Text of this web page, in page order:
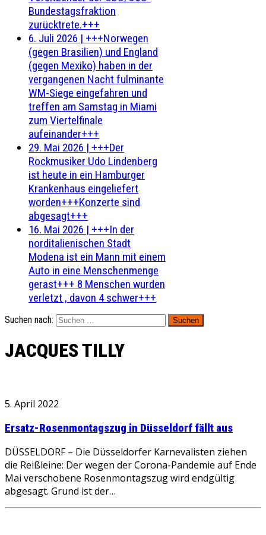
Bundestagsfraktion
zurücktrete.+++
6. Juli 2026 | +++Norwegen
(gegen Brasilien) und England
(gegen Mexiko) haben in der
vergangenen Nacht fulminante
WM-Siege eingefahren und
treffen am Samstag in Miami
zum Viertelfinale
aufeinander+++
29. Mai 2026 | +++Der
Rockmusiker Udo Lindenberg
ist heute in ein Hamburger
Krankenhaus eingeliefert
worden+++Konzerte sind
abgesagt+++
16. Mai 2026 | +++In der
norditalienischen Stadt
Modena ist ein Mann mit einem
Auto in eine Menschenmenge
gerast+++ 8 Menschen wurden
verletzt , davon 4 schwer+++
Suchen nach:
JACQUES TILLY
5. April 2022
Ersatz-Rosenmontagszug in Düsseldorf fällt aus
DÜSSELDORF – Die Düsseldorfer Karnevalisten ziehen
die Reißleine: Der wegen der Corona-Pandemie auf Ende
Mai verschobene Rosenmontagszug wird endgültig
abgesagt. Grund ist der…